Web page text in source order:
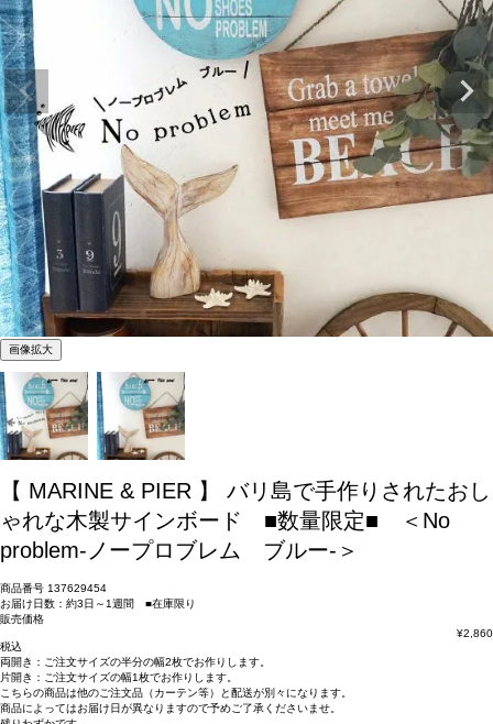
画像拡大
【 MARINE & PIER 】 バリ島で手作りされたおし
ゃれな木製サインボード ■数量限定■ ＜No
problem-ノープロブレム ブルー-＞
商品番号 137629454
お届け日数：約3日～1週間 ■在庫限り
販売価格
¥2,860
税込
両開き： ご注文サイズの半分の幅2枚でお作りします。
片開き： ご注文サイズの幅1枚でお作りします。
こちらの商品は他のご注文品（カーテン等）と配送が別々 になります。
商品によってはお届け日が異なりますので予めご了承くださいませ。